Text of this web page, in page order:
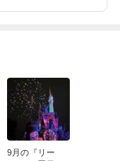
9月の『リー